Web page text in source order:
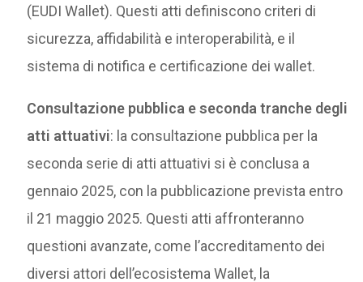
(EUDI Wallet). Questi atti definiscono criteri di
sicurezza, affidabilità e interoperabilità, e il
sistema di notifica e certificazione dei wallet.
Consultazione pubblica e seconda tranche degli
atti attuativi: la consultazione pubblica per la
seconda serie di atti attuativi si è conclusa a
gennaio 2025, con la pubblicazione prevista entro
il 21 maggio 2025. Questi atti affronteranno
questioni avanzate, come l’accreditamento dei
diversi attori dell’ecosistema Wallet, la